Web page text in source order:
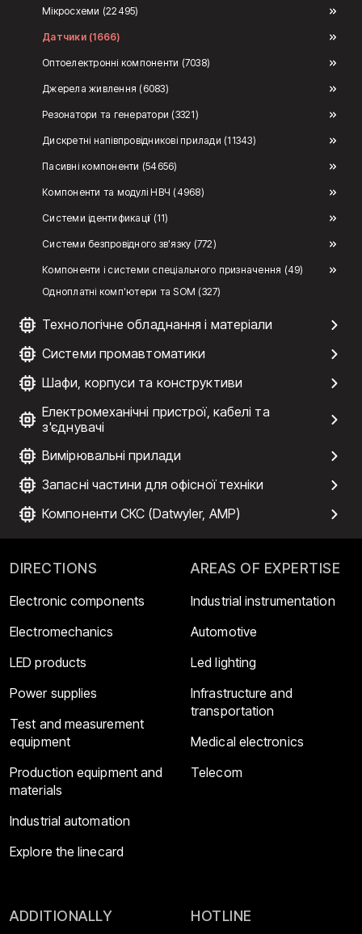
Мікросхеми (22495)
Датчики (1666)
Оптоелектронні компоненти (7038)
Джерела живлення (6083)
Резонатори та генератори (3321)
Дискретні напівпровідникові прилади (11343)
Пасивні компоненти (54656)
Компоненти та модулі НВЧ (4968)
Системи ідентификації (11)
Системи безпровідного зв'язку (772)
Компоненти і системи спеціального призначення (49)
Одноплатні комп'ютери та SOM (327)
Технологічне обладнання і матеріали
Системи промавтоматики
Шафи, корпуси та конструктиви
Електромеханічні пристрої, кабелі та
з'єднувачі
Вимірювальні прилади
Запасні частини для офісної техніки
Компоненти СКС (Datwyler, AMP)
DIRECTIONS
Electronic components
Electromechanics
LED products
Power supplies
Test and measurement
equipment
Production equipment and
materials
Industrial automation
Explore the linecard
AREAS OF EXPERTISE
Industrial instrumentation
Automotive
Led lighting
Infrastructure and
transportation
Medical electronics
Telecom
ADDITIONALLY HOTLINE